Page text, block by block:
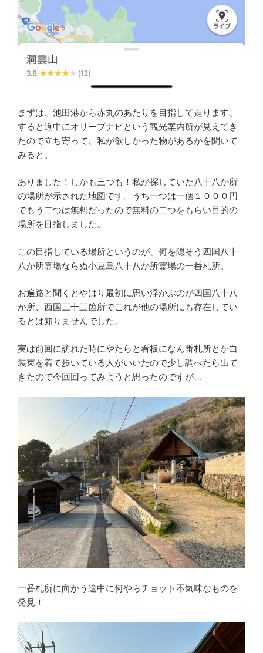
まずは、池田港から赤丸のあたりを目指して走ります、
すると道中にオリーブナビという観光案内所が見えてき
たので立ち寄って、私が欲しかった物があるかを聞いて
みると。
ありました！しかも三つも！私が探していた八十八か所
の場所が示された地図です。うち一つは一個１０００円
でもう二つは無料だったので無料の二つをもらい目的の
場所を目指しました。
この目指している場所というのが、何を隠そう四国八十
八か所霊場ならぬ小豆島八十八か所霊場の一番札所。
お遍路と聞くとやはり最初に思い浮かぶのが四国八十八
か所、西国三十三箇所でこれが他の場所にも存在してい
るとは知りませんでした。
実は前回に訪れた時にやたらと看板になん番札所とか白
装束を着て歩いている人がいいたので少し調べたら出て
きたので今回回ってみようと思ったのですが…
一番札所に向かう途中に何やらチョット不気味なものを
発見！